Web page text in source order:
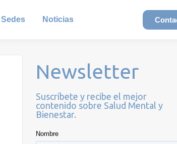
Sedes Noticias
Newsletter
Suscríbete y recibe el mejor
contenido sobre Salud Mental y
Bienestar.